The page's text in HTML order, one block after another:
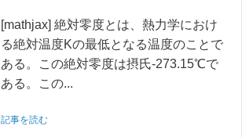
[mathjax] 絶対零度とは、熱力学におけ
る絶対温度Kの最低となる温度のことで
ある。この絶対零度は摂氏-273.15℃で
ある。この...
記事を読む